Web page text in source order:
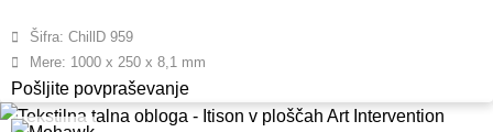
Šifra: ChillD 959
Mere: 1000 x 250 x 8,1 mm
Pošljite povpraševanje